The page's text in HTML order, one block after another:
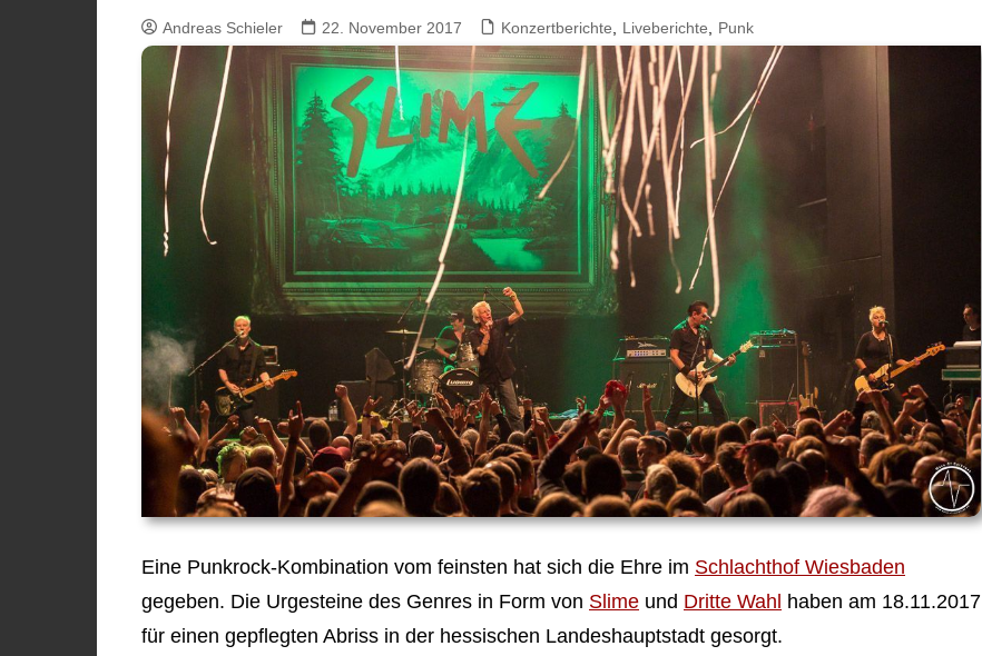
Andreas Schieler 22. November 2017 Konzertberichte Liveberichte Punk
Eine Punkrock-Kombination vom feinsten hat sich die Ehre im Schlachthof Wiesbaden
gegeben. Die Urgesteine des Genres in Form von Slime und Dritte Wahl haben am 18.11.2017
für einen gepflegten Abriss in der hessischen Landeshauptstadt gesorgt.